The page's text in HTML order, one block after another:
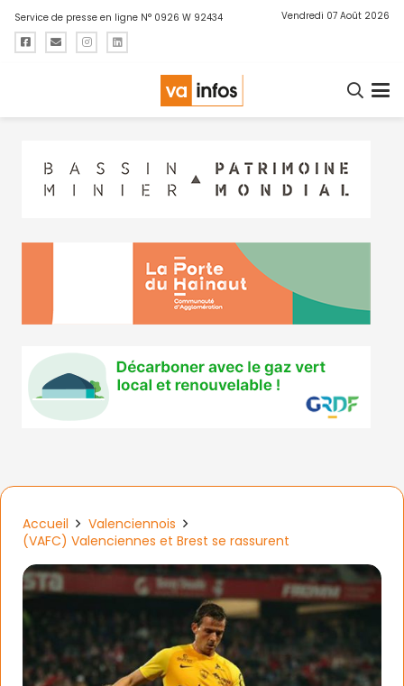
Service de presse en ligne N° 0926 W 92434 Vendredi 07 Août 2026
Accueil
Valenciennois
(VAFC) Valenciennes et Brest se rassurent